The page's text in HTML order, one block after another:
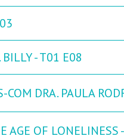
- T01 E08
COM DRA. PAULA
AGE OF LONELINESS